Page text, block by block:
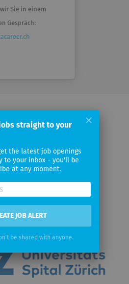
Sie in einem
Gespräch:
unserer Kunden:
straight to your
the latest job openings
to your inbox - you'll be
at any moment.
JOB ALERT
be shared with anyone.